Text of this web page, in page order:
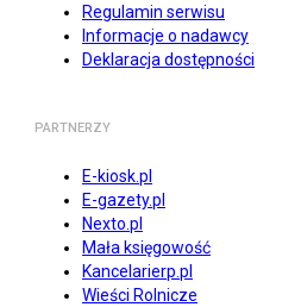
Regulamin serwisu
Informacje o nadawcy
Deklaracja dostępności
PARTNERZY
E-kiosk.pl
E-gazety.pl
Nexto.pl
Mała księgowość
Kancelarierp.pl
Wieści Rolnicze